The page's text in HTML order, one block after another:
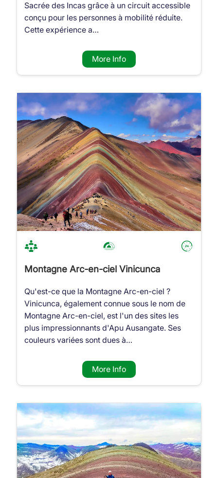
Sacrée des Incas grâce à un circuit accessible
conçu pour les personnes à mobilité réduite.
Cette expérience a…
More Info
Montagne Arc-en-ciel Vinicunca
Qu'est-ce que la Montagne Arc-en-ciel ?
Vinicunca, également connue sous le nom de
Montagne Arc-en-ciel, est l'un des sites les
plus impressionnants d'Apu Ausangate. Ses
couleurs variées sont dues à…
More Info